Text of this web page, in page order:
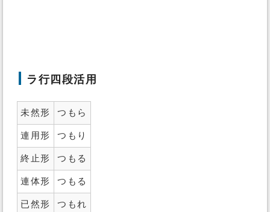
ラ行四段活用
未然形 つもら
連用形 つもり
終止形 つもる
連体形 つもる
已然形 つもれ